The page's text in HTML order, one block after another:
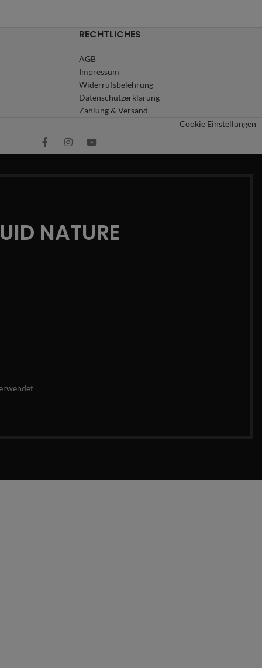
RECHTLICHES
AGB
Impressum
Widerrufsbelehrung
Datenschutzerklärung
Zahlung & Versand
Cookie Einstellungen
NATURE